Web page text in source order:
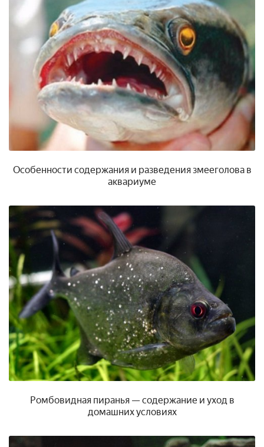
Особенности содержания и разведения змееголова в
аквариуме
Ромбовидная пиранья — содержание и уход в
домашних условиях